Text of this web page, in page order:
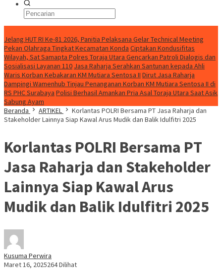
Jelang HUT RI Ke-81 2026, Panitia Pelaksana Gelar Technical Meeting
Pekan Olahraga Tingkat Kecamatan Konda Ciptakan Kondusifitas
Wilayah, Sat Samapta Polres Toraja Utara Gencarkan Patroli Dialogis dan
Sosialisasi Layanan 110 Jasa Raharja Serahkan Santunan kepada Ahli
Waris Korban Kebakaran KM Mutiara Sentosa II Dirut Jasa Raharja
Dampingi Wamenhub Tinjau Penanganan Korban KM Mutiara Sentosa II di
RS PHC Surabaya Polisi Berhasil Amankan Pria Asal Toraja Utara Saat Asik
Sabung Ayam
Beranda
ARTIKEL
Korlantas POLRI Bersama PT Jasa Raharja dan
Stakeholder Lainnya Siap Kawal Arus Mudik dan Balik Idulfitri 2025
Korlantas POLRI Bersama PT
Jasa Raharja dan Stakeholder
Lainnya Siap Kawal Arus
Mudik dan Balik Idulfitri 2025
Kusuma Perwira
Maret 16, 2025264 Dilihat